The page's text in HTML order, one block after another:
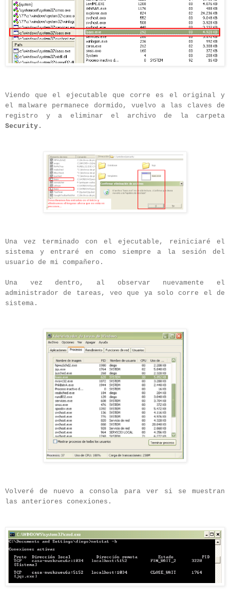
Viendo que el ejecutable que corre es el original y
el malware permanece dormido, vuelvo a las claves de
registro y a eliminar el archivo de la carpeta
Security.
Una vez terminado con el ejecutable, reiniciaré el
sistema y entraré en como siempre a la sesión del
usuario de mi compañero.
Una vez dentro, al observar nuevamente el
administrador de tareas, veo que ya solo corre el de
sistema.
Volveré de nuevo a consola para ver si se muestran
las anteriores conexiones.